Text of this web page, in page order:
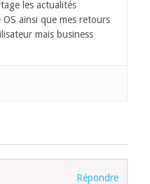
les actualités
ainsi que mes retours
mais business
Répondre